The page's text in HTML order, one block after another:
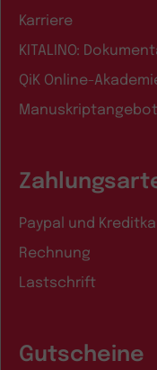
Karriere
KITALINO:
QiK Online-
Paypal und
Rechnung
Lastschrift
Gutscheine